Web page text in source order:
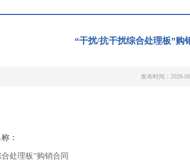
“干扰/抗干扰综合处理板”购
发布时间：2026-
：
处理板”购销合同